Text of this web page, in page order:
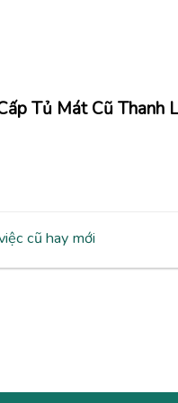
Tủ Mát Cũ Thanh
cũ hay mới